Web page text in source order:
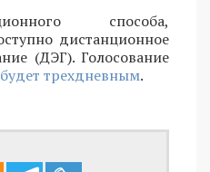
способа,
дистанционное
(ДЭГ). Голосование
будет трехдневным.